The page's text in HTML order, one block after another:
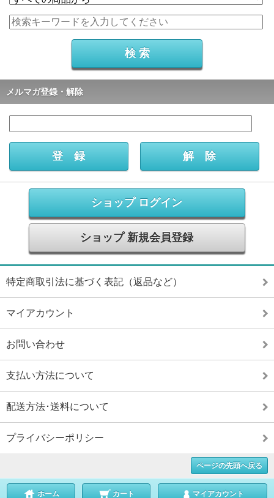
メルマガ登録・解除
ショップ ログイン
ショップ 新規会員登録
特定商取引法に基づく表記（返品など）
マイアカウント
お問い合わせ
支払い方法について
配送方法･送料について
プライバシーポリシー
ページの先頭へ戻る
ホーム カート マイアカウント